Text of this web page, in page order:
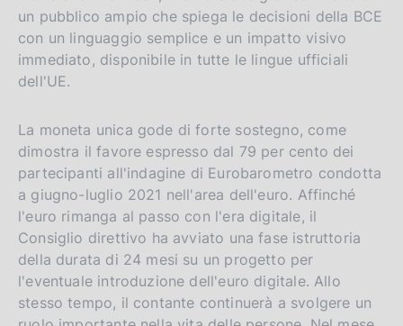
un pubblico ampio che spiega le decisioni della BCE
con un linguaggio semplice e un impatto visivo
immediato, disponibile in tutte le lingue ufficiali
dell'UE.
La moneta unica gode di forte sostegno, come
dimostra il favore espresso dal 79 per cento dei
partecipanti all'indagine di Eurobarometro condotta
a giugno-luglio 2021 nell'area dell'euro. Affinché
l'euro rimanga al passo con l'era digitale, il
Consiglio direttivo ha avviato una fase istruttoria
della durata di 24 mesi su un progetto per
l'eventuale introduzione dell'euro digitale. Allo
stesso tempo, il contante continuerà a svolgere un